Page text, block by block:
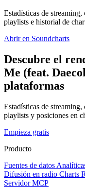
Estadísticas de
playlists e historial de
Abrir en Soundcharts
Descubre el
Me (feat.
plataformas
Estadísticas de
playlists y posiciones en
Empieza gratis
Producto
Fuentes de datos
Difusión en radio Charts
Servidor MCP